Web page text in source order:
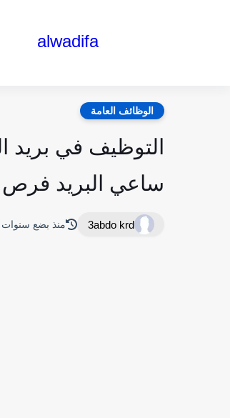
alwadifa
الوظائف العامة
ساعي البريد فرص
3abdo krd منذ بضع سنوات